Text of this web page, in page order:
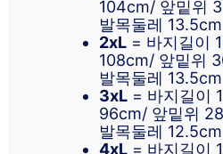
104cm/ 앞밑위
발목둘레 13.5cm
2xL = 바지길이
108cm/ 앞밑위
발목둘레 13.5cm
3xL = 바지길이
96cm/ 앞밑위
발목둘레 12.5cm
4xL = 바지길이